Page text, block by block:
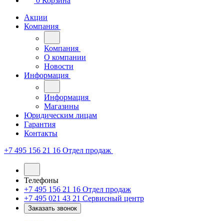
Акции
Компания
Компания
О компании
Новости
Информация
Информация
Магазины
Юридическим лицам
Гарантия
Контакты
+7 495 156 21 16 Отдел продаж
Телефоны
+7 495 156 21 16 Отдел продаж
+7 495 021 43 21 Cервисный центр
Заказать звонок